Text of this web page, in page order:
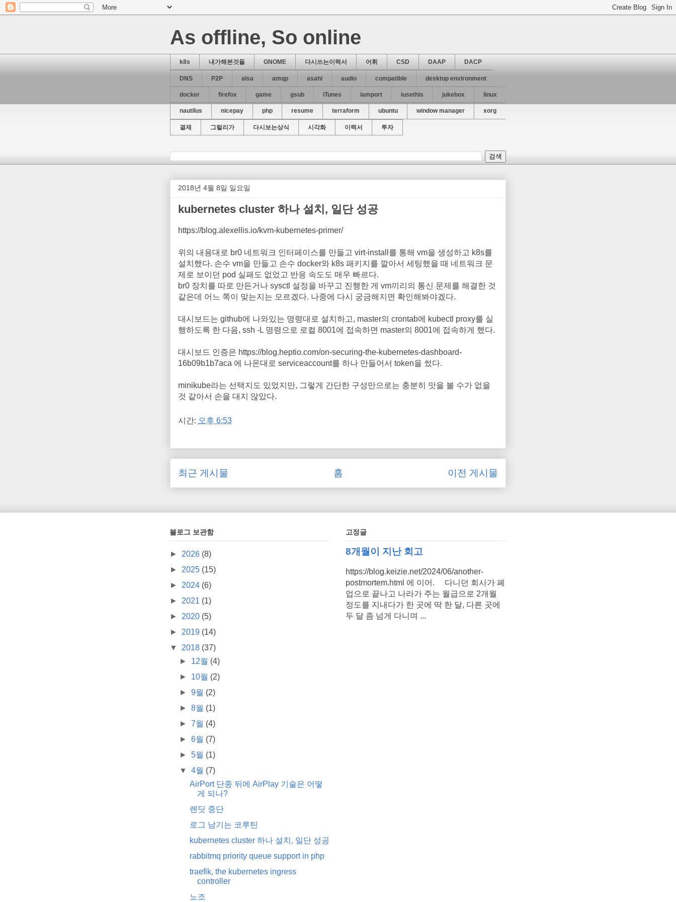
As offline, So online
k8s 내가해본것들 GNOME 다시쓰는이력서 어휘 CSD DAAP DACP
DNS P2P alsa amqp asahi audio compatible desktop environment
docker firefox game gsub iTunes iamport iusethis jukebox linux
nautilus nicepay php resume terraform ubuntu window manager xorg
결제 그럴리가 다시보는상식 시각화 이력서 투자
2018년 4월 8일 일요일
kubernetes cluster 하나 설치, 일단 성공
https://blog.alexellis.io/kvm-kubernetes-primer/
위의 내용대로 br0 네트워크 인터페이스를 만들고 virt-install를 통해 vm을 생성하고 k8s를
설치했다. 손수 vm을 만들고 손수 docker와 k8s 패키지를 깔아서 세팅했을 때 네트워크 문
제로 보이던 pod 실패도 없었고 반응 속도도 매우 빠르다.
br0 장치를 따로 만든거나 sysctl 설정을 바꾸고 진행한 게 vm끼리의 통신 문제를 해결한 것
같은데 어느 쪽이 맞는지는 모르겠다. 나중에 다시 궁금해지면 확인해봐야겠다.
대시보드는 github에 나와있는 명령대로 설치하고, master의 crontab에 kubectl proxy를 실
행하도록 한 다음, ssh -L 명령으로 로컬 8001에 접속하면 master의 8001에 접속하게 했다.
대시보드 인증은 https://blog.heptio.com/on-securing-the-kubernetes-dashboard-
16b09b1b7aca 에 나온대로 serviceaccount를 하나 만들어서 token을 썼다.
minikube라는 선택지도 있었지만, 그렇게 간단한 구성만으로는 충분히 맛을 볼 수가 없을
것 같아서 손을 대지 않았다.
시간: 오후 6:53
최근 게시물 이전 게시물
홈
블로그 보관함
► 2026 (8)
► 2025 (15)
► 2024 (6)
► 2021 (1)
► 2020 (5)
► 2019 (14)
▼ 2018 (37)
► 12월 (4)
► 10월 (2)
►9월 (2)
►8월 (1)
►7월 (4)
►6월 (7)
►5월 (1)
▼4월 (7)
AirPort 단종 뒤에 AirPlay 기술은 어떻
게 되나?
렌딧 중단
로그 남기는 코루틴
kubernetes cluster 하나 설치, 일단 성공
rabbitmq priority queue support in php
traefik, the kubernetes ingress
controller
노조
고정글
8개월이 지난 회고
https://blog.keizie.net/2024/06/another-
postmortem.html 에 이어. 다니던 회사가 폐
업으로 끝나고 나라가 주는 월급으로 2개월
정도를 지내다가 한 곳에 딱 한 달, 다른 곳에
두 달 좀 넘게 다니며 ...